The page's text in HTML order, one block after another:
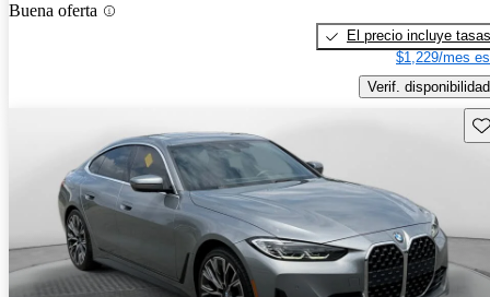
Buena oferta
El precio incluye tasas
$1,229/mes
Verif. disponibilidad